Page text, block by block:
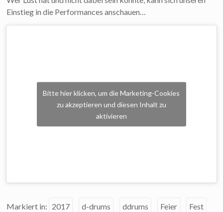
Einstieg in die Performances anschauen…
Bitte hier klicken, um die Marketing-Cookies
zu akzeptieren und diesen Inhalt zu
aktivieren
Markiert in: 2017 d-drums ddrums Feier Fest